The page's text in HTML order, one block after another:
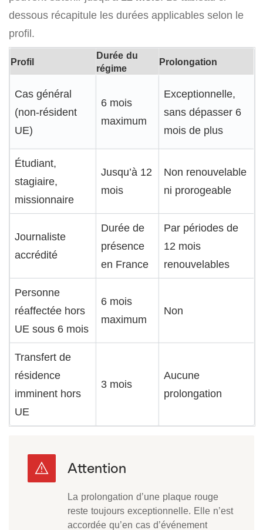
dessous récapitule les durées applicables selon le
profil.
Profil
Durée du
régime
Prolongation
Cas général
(non-résident
UE)
6 mois
maximum
Exceptionnelle,
sans dépasser 6
mois de plus
Étudiant,
stagiaire,
missionnaire
Jusqu’à 12
mois
Non renouvelable
ni prorogeable
Journaliste
accrédité
Durée de
présence
en France
Par périodes de
12 mois
renouvelables
Personne
réaffectée hors
UE sous 6 mois
6 mois
maximum
Non
Transfert de
résidence
imminent hors
UE
3 mois
Aucune
prolongation
La prolongation d’une plaque rouge
reste toujours exceptionnelle. Elle n’est
accordée qu’en cas d’événement